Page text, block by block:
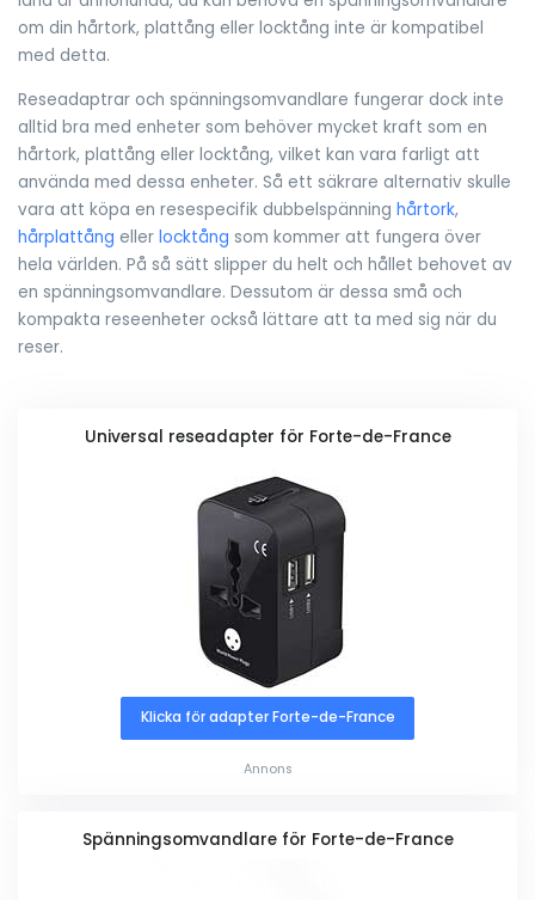
om din hårtork, plattång eller locktång inte är kompatibel
med detta.
Reseadaptrar och spänningsomvandlare fungerar dock inte
alltid bra med enheter som behöver mycket kraft som en
hårtork, plattång eller locktång, vilket kan vara farligt att
använda med dessa enheter. Så ett säkrare alternativ skulle
vara att köpa en resespecifik dubbelspänning hårtork,
hårplattång eller locktång som kommer att fungera över
hela världen. På så sätt slipper du helt och hållet behovet av
en spänningsomvandlare. Dessutom är dessa små och
kompakta reseenheter också lättare att ta med sig när du
reser.
Universal reseadapter för Forte-de-France
Klicka för adapter Forte-de-France
Annons
Spänningsomvandlare för Forte-de-France